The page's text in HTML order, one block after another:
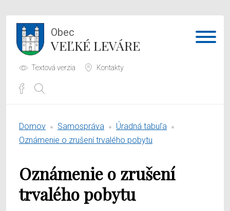
Obec
VEĽKÉ LEVÁRE
Textová verzia Kontakty
Samospráva
Domov Samospráva
Úradná tabuľa
Oznámenie o zrušení trvalého pobytu
Oznámenie o zrušení
trvalého pobytu